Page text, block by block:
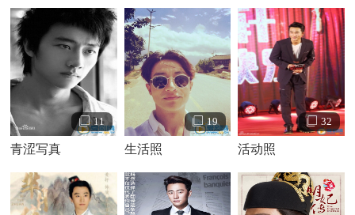
11
青涩写真
19
生活照
32
活动照